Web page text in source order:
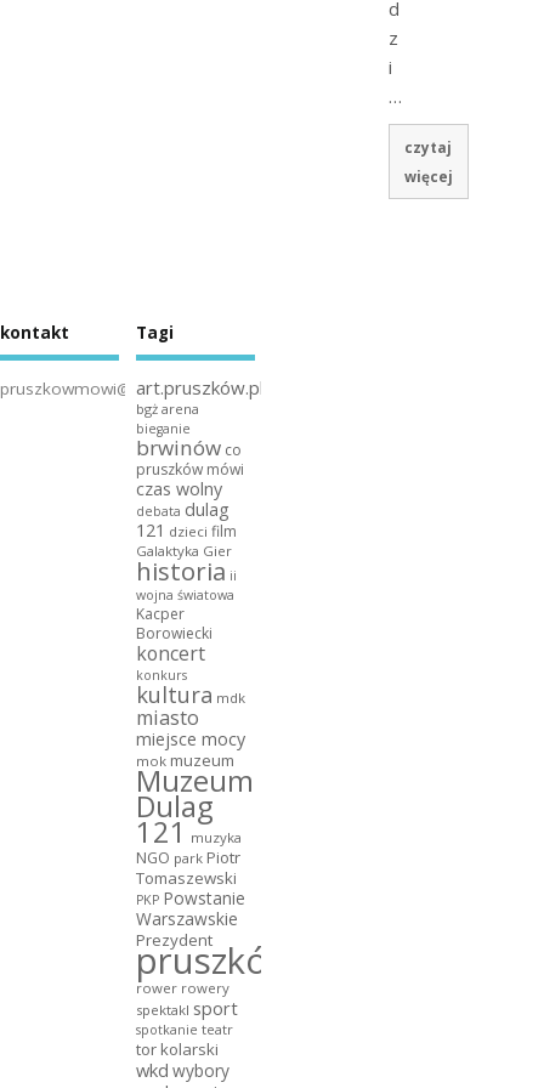
d
z
i
…
czytaj
więcej
kontakt
pruszkowmowi@gmail.com
Tagi
art.pruszków.pl
bgż arena
bieganie
brwinów co
pruszków mówi
czas wolny
debata dulag
121 dzieci film
Galaktyka Gier
historia ii
wojna światowa
Kacper
Borowiecki
koncert
konkurs
kultura mdk
miasto
miejsce mocy
mok muzeum
Muzeum
Dulag
121 muzyka
NGO park Piotr
Tomaszewski
PKP Powstanie
Warszawskie
Prezydent
pruszków
rower rowery
spektakl sport
spotkanie teatr
tor kolarski
wkd wybory